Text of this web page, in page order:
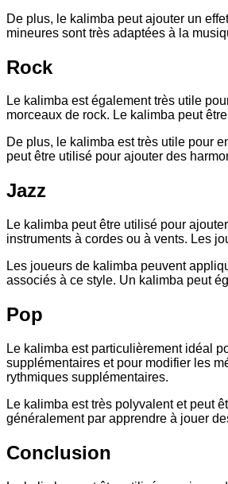
De plus, le kalimba peut ajouter un
mineures sont très adaptées à la
Rock
Le kalimba est également très utile
morceaux de rock. Le kalimba peut
De plus, le kalimba est très utile pour
peut être utilisé pour ajouter des
Jazz
Le kalimba peut être utilisé pour
instruments à cordes ou à vents. Les
Les joueurs de kalimba peuvent
associés à ce style. Un kalimba peut
Pop
Le kalimba est particulièrement idéal
supplémentaires et pour modifier les
rythmiques supplémentaires.
Le kalimba est très polyvalent et peut
généralement par apprendre à jouer
Conclusion